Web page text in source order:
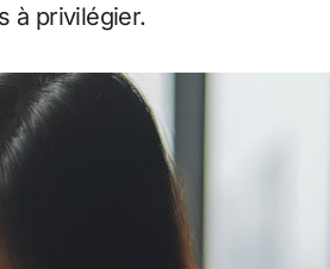
à privilégier.